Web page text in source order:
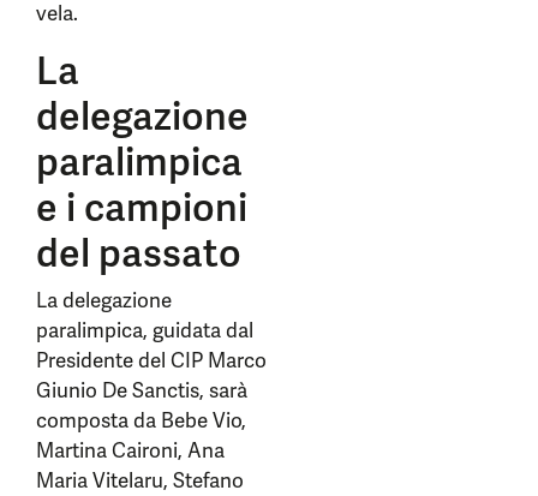
vela.
La
delegazione
paralimpica
e i campioni
del passato
La delegazione
paralimpica, guidata dal
Presidente del CIP Marco
Giunio De Sanctis, sarà
composta da Bebe Vio,
Martina Caironi, Ana
Maria Vitelaru, Stefano